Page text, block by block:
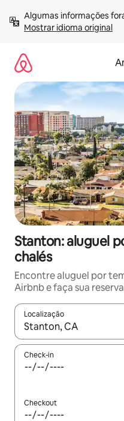
para
Mostrar idioma original
Stanton: aluguel
chalés
Encontre aluguel por
Airbnb e faça sua reserva
Localização
Quando os resultados
Check-in
Checkout